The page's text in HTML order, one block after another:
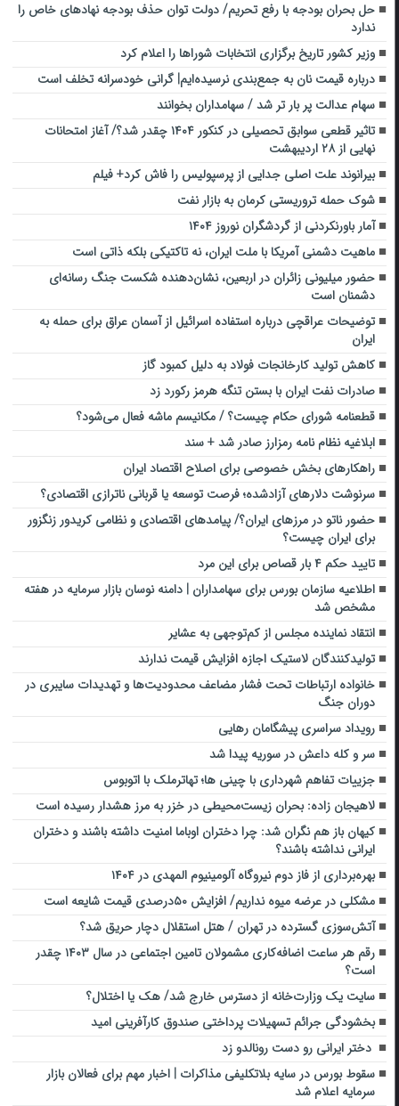
حل بحران بودجه با رفع تحریم‌/ دولت توان حذف بودجه نهاد‌های خاص را
ندارد
وزیر کشور تاریخ برگزاری انتخابات شوراها را اعلام کرد
درباره قیمت نان به جمع‌بندی نرسیده‌ایم| گرانی خودسرانه تخلف است
سهام عدالت پر بار تر شد / سهامداران بخوانند
تاثیر قطعی سوابق تحصیلی در کنکور ۱۴۰۴ چقدر شد؟/ آغاز امتحانات
نهایی از ۲۸ اردیبهشت
بیرانوند علت اصلی جدایی از پرسپولیس را فاش کرد+ فیلم
شوک حمله تروریستی کرمان به بازار نفت
آمار باورنکردنی از گردشگران نوروز ۱۴۰۴
ماهیت دشمنی آمریکا با ملت ایران، نه تاکتیکی بلکه ذاتی است
حضور میلیونی زائران در اربعین، نشان‌دهنده شکست جنگ رسانه‌ای
دشمنان است
توضیحات عراقچی درباره استفاده اسرائیل از آسمان عراق برای حمله به
ایران
کاهش تولید کارخانجات فولاد به دلیل کمبود گاز
صادرات نفت ایران با بستن تنگه هرمز رکورد زد
قطعنامه شورای حکام چیست؟ / مکانیسم ماشه فعال می‌شود؟
ابلاغیه نظام نامه رمزارز صادر شد + سند
راهکارهای بخش خصوصی برای اصلاح اقتصاد ایران
سرنوشت دلارهای آزادشده؛ فرصت توسعه یا قربانی ناترازی اقتصادی؟
حضور ناتو در مرزهای ایران؟/ پیامدهای اقتصادی و نظامی کریدور زنگزور
برای ایران چیست؟
تایید حکم ۴ بار قصاص برای این مرد
اطلاعیه سازمان بورس برای سهامداران | دامنه نوسان بازار سرمایه در هفته
مشخص شد
انتقاد نماینده مجلس از کم‌توجهی به عشایر
تولیدکنندگان لاستیک اجازه افزایش قیمت ندارند
خانواده ارتباطات تحت فشار مضاعف محدودیت‌ها و تهدیدات سایبری در
دوران جنگ
رویداد سراسری پیشگامان رهایی
سر و کله داعش در سوریه پیدا شد
جزییات تفاهم شهرداری با چینی ها؛ تهاترملک با اتوبوس
لاهیجان زاده: بحران زیست‌محیطی در خزر به مرز هشدار رسیده است
کیهان باز هم نگران شد: چرا دختران اوباما امنیت داشته باشند و دختران
ایرانی نداشته باشند؟
بهره‌برداری از فاز دوم نیروگاه آلومینیوم المهدی در ۱۴۰۴
مشکلی در عرضه میوه نداریم/ افزایش ۵۰درصدی قیمت شایعه است
آتش‌سوزی گسترده در تهران / هتل استقلال دچار حریق شد؟
رقم هر ساعت اضافه‌کاری مشمولان تامین اجتماعی در سال ۱۴۰۳ چقدر
است؟
سایت یک وزارت‌خانه از دسترس خارج شد/ هک یا اختلال؟
بخشودگی جرائم تسهیلات پرداختی صندوق کارآفرینی امید
دختر ایرانی رو دست رونالدو زد
سقوط بورس در سایه بلاتکلیفی مذاکرات | اخبار مهم برای فعالان بازار
سرمایه اعلام شد